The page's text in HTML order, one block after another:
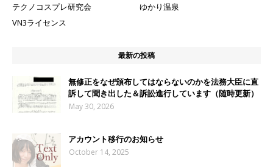
テクノコスプレ研究会
ゆかり温泉
VN3ライセンス
最新の投稿
無修正をなぜ頒布してはならないのかを法務大臣に直
訴して聞き出した＆訴訟進行しています（随時更新）
May 30, 2026
アカウント移行のお知らせ
October 14, 2025